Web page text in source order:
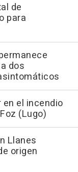
de
para
dos
el incendio
(Lugo)
Llanes
origen